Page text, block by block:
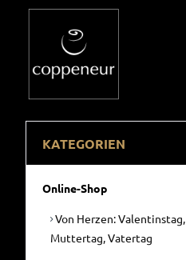
KATEGORIEN
Online-Shop
Von Herzen: Valentinstag,
Muttertag, Vatertag